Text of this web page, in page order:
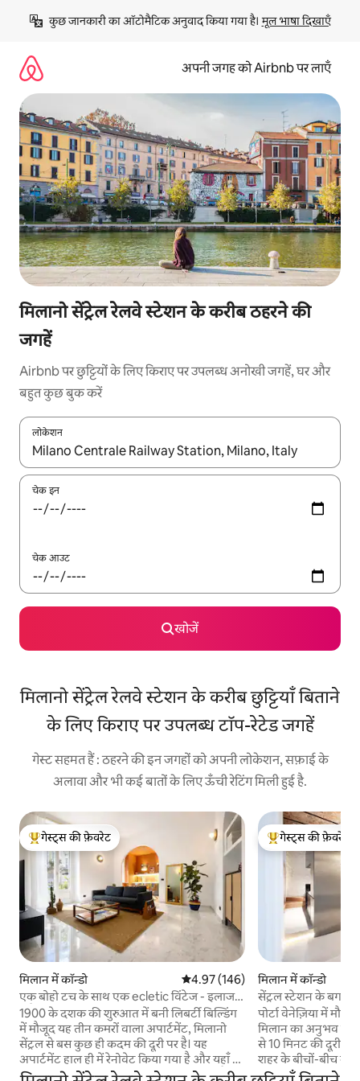
छोड़कर
कॉन्टेंट
कुछ जानकारी का ऑटोमैटिक अनुवाद किया गया है। मूल भाषा दिखाएँ
अपनी जगह को Airbnb पर लाएँ
मिलानो सेंट्रेल रेलवे स्टेशन के करीब ठहरने की
जगहें
Airbnb पर छुट्टियों के लिए किराए पर उपलब्ध अनोखी जगहें, घर और
बहुत कुछ बुक करें
लोकेशन
नतीजों के उपलब्ध होने पर, अप और डाउन 'ऐरो की' का इस्तेमाल करके नेविगेट
चेक इन
चेक आउट
खोजें
मिलानो सेंट्रेल रेलवे स्टेशन के करीब छुट्टियाँ बिताने
के लिए किराए पर उपलब्ध टॉप-रेटेड जगहें
गेस्ट सहमत हैं : ठहरने की इन जगहों को अपनी लोकेशन, सफ़ाई के
अलावा और भी कई बातों के लिए ऊँची रेटिंग मिली हुई है.
गेस्ट्स का टॉप फ़ेवरेट
गेस्ट्स की फ़ेवरेट
मिलान में कॉन्डो औसत रेटिंग 5 में से 4.97, 146 समीक्षाएँ
4.97 (146)
एक बोहो टच के साथ एक ecletic विंटेज - इलाज
फ्लैट
1900 के दशक की शुरुआत में बनी लिबर्टी बिल्डिंग
में मौजूद यह तीन कमरों वाला अपार्टमेंट, मिलानो
सेंट्रल से बस कुछ ही कदम की दूरी पर है। यह
अपार्टमेंट हाल ही में रेनोवेट किया गया है और यहाँ की
हर चीज़ किसी न किसी कहानी को बयान करती है।
गेस्ट्स का टॉप फ़ेवरेट
गेस्ट्स की फ़ेवरेट
मिलान में कॉन्डो
सेंट्रल स्टेशन के बगल में
पोर्टा वेनेज़िया में
मिलान का अनुभव लें,
से 10 मिनट की दूरी
शहर के बीचों-बीच
जागें, जहाँ से